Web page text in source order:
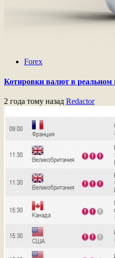
Forex
Котировки валют в реальном
2 года тому назад Redactor